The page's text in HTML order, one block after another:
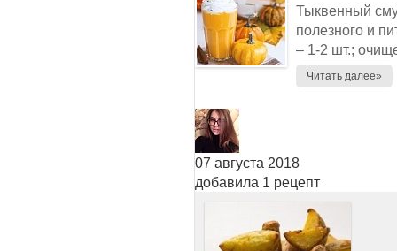
Тыквенный
полезного и
– 1-2 шт.;
Читать далее»
07 августа 2018
добавила 1 рецепт